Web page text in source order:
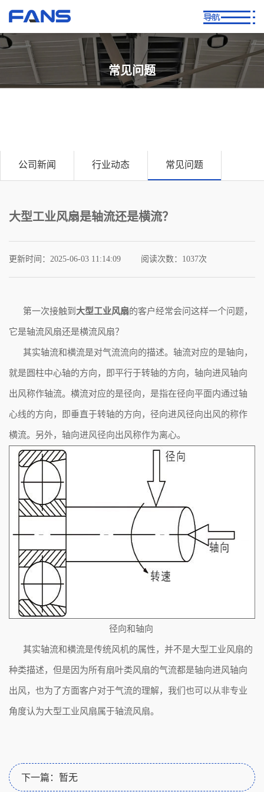
常见问题
公司新闻 行业动态 常见问题
大型工业风扇是轴流还是横流？
更新时间：2025-06-03 11:14:09 阅读次数： 1037次
第一次接触到 大型工业风扇的客户经常会问这样一个问题，
它是轴流风扇还是横流风扇？
其实轴流和横流是对气流流向的描述。轴流对应的是轴向，
就是圆柱中心轴的方向，即平行于转轴的方向，轴向进风轴向
出风称作轴流。横流对应的是径向，是指在径向平面内通过轴
心线的方向，即垂直于转轴的方向，径向进风径向出风的称作
横流。另外，轴向进风径向出风称作为离心。
径向和轴向
其实轴流和横流是传统风机的属性，并不是大型工业风扇的
种类描述，但是因为所有扇叶类风扇的气流都是轴向进风轴向
出风，也为了方面客户对于气流的理解，我们也可以从非专业
角度认为大型工业风扇属于轴流风扇。
下一篇：暂无